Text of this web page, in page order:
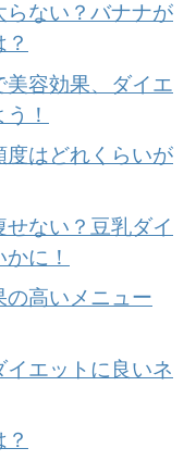
らない？バナナが
容効果、ダイエ
！
度はどれくらいが
ない？豆乳ダイ
に！
の高いメニュー
イエットに良いネ